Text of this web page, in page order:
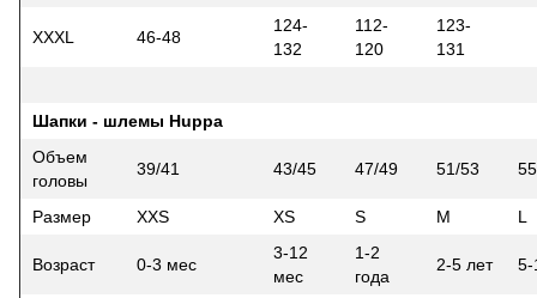
XXXL 46-48
124-
132
112-
120
123-
131
Шапки - шлемы Huppa
Объем
головы
39/41 43/45 47/49 51/53
Размер XXS XS S M L
Возраст 0-3 мес
3-12
мес
1-2
года
2-5 лет 5-